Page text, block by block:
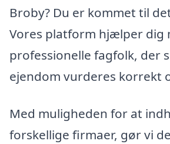
Broby? Du er kommet til
Vores platform hjælper dig
professionelle fagfolk, der
ejendom vurderes korrekt
Med muligheden for at
forskellige firmaer, gør vi